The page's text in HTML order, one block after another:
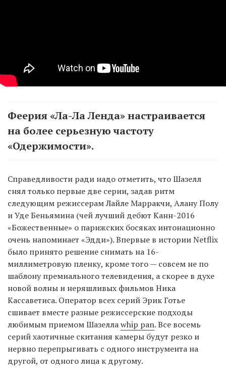
Феерия «Ла-Ла Ленда» настраивается
на более серьезную частоту
«Одержимости».
Справедливости ради надо отметить, что Шазелл
снял только первые две серии, задав ритм
следующим режиссерам Лайле Марракчи, Алану Полу
и Уде Беньямина (чей лучший дебют Канн-2016
«Божественные» о парижских босяках интонационно
очень напоминает «Эдди»). Впервые в истории Netflix
было принято решение снимать на 16-
миллиметровую пленку, кроме того — совсем не по
шаблону премиального телевидения, а скорее в духе
новой волны и неряшливых фильмов Ника
Кассаветиса. Оператор всех серий Эрик Готье
сшивает вместе разные режиссерские подходы
любимым приемом Шазеллаwhip pan. Все восемь
серий хаотичные скитания камеры будут резко и
нервно перепрыгивать с одного инструмента на
другой, от одного лица к другому.